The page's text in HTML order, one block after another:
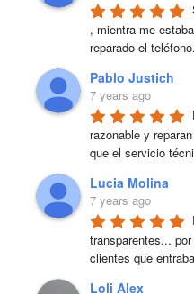
, mientra me
reparado el
Pablo Justich
7 years ago
razonable y
que el servicio
Lucia Molina
7 years ago
transparentes...
clientes que
Loli Alex